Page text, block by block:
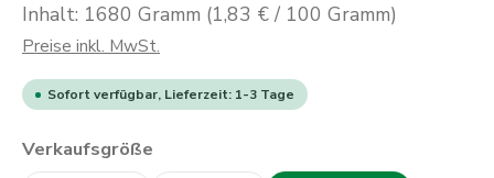
Inhalt: 1680 Gramm (1,83 € / 100 Gramm)
Preise inkl. MwSt.
Sofort verfügbar, Lieferzeit: 1-3 Tage
Verkaufsgröße